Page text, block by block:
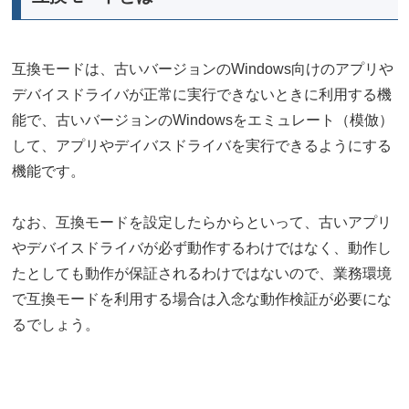
互換モードは、古いバージョンのWindows向けのアプリや
デバイスドライバが正常に実行できないときに利用する機
能で、古いバージョンのWindowsをエミュレート（模倣）
して、アプリやデイバスドライバを実行できるようにする
機能です。
なお、互換モードを設定したらからといって、古いアプリ
やデバイスドライバが必ず動作するわけではなく、動作し
たとしても動作が保証されるわけではないので、業務環境
で互換モードを利用する場合は入念な動作検証が必要にな
るでしょう。